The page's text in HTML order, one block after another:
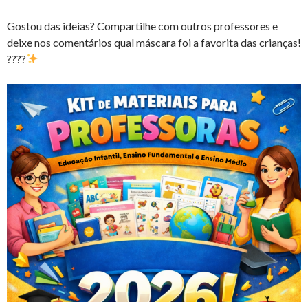
Gostou das ideias? Compartilhe com outros professores e
deixe nos comentários qual máscara foi a favorita das crianças!
????